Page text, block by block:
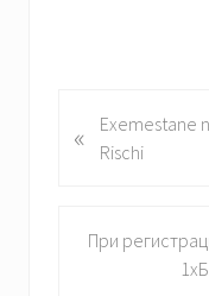
r
«
Exemestane
Rischi
При